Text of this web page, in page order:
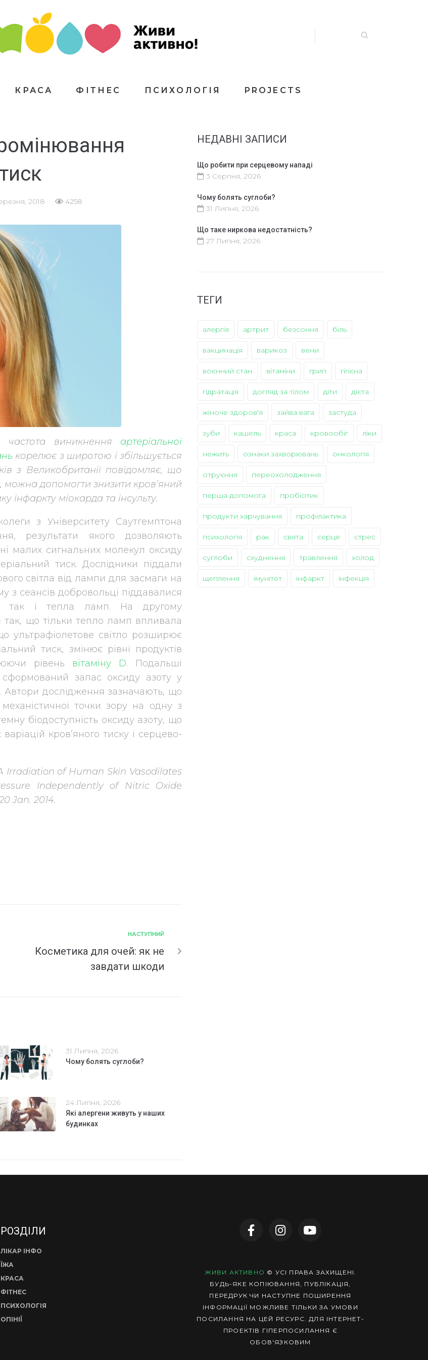
КРАСА ФІТНЕС ПСИХОЛОГІЯ PROJECTS
2018 4258
виникнення артеріальної
корелює з широтою і збільшується
з Великобританії повідомляє, що
допомогти знизити кров’яний
інфаркту міокарда та інсульту.
з Університету Саутгемптона
результати якого дозволяють
малих сигнальних молекул оксиду
тиск. Дослідники піддали
світла від лампи для засмаги на
з сеансів добровольці піддавалися
так і тепла ламп. На другому
так, що тільки тепло ламп впливала
ультрафіолетове світло розширює
тиск, змінює рівні продуктів
рівень вітаміну D. Подальші
запас оксиду азоту у
Автори дослідження зазначають, що
точки зору на одну з
біодоступність оксиду азоту, що
кров’яного тиску і серцево-
Irradiation of Human Skin Vasodilates
Independently of Nitric Oxide
Jan. 2014.
НАСТУПНИЙ
Косметика для очей: як не
завдати шкоди
31 Липня, 2026
Чому болять суглоби?
24 Липня, 2026
Які алергени живуть у наших
будинках
НЕДАВНІ ЗАПИСИ
Що робити при серцевому нападі
3 Серпня, 2026
Чому болять суглоби?
31 Липня, 2026
Що таке ниркова недостатність?
27 Липня, 2026
ТЕГИ
алергія артрит безсоння біль
вакцинація варикоз вени
воєнний стан вітаміни грип гігієна
гідратація догляд за тілом діти дієта
жіноче здоров'я зайва вага застуда
зуби кашель краса кровообіг ліки
нежить ознаки захворювань онкологія
отруєння переохолодження
перша допомога пробіотик
продукти харчування профілактика
психологія рак свята серце стрес
суглоби схуднення травлення холод
щеплення імунітет інфаркт інфекція
РОЗДІЛИ
ЛІКАР ІНФО
ЇЖА
КРАСА
ФІТНЕС
ПСИХОЛОГІЯ
ОПІНІЇ
ЖИВИ АКТИВНО © УСІ ПРАВА ЗАХИЩЕНІ.
БУДЬ-ЯКЕ КОПІЮВАННЯ, ПУБЛІКАЦІЯ,
ПЕРЕДРУК ЧИ НАСТУПНЕ ПОШИРЕННЯ
ІНФОРМАЦІЇ МОЖЛИВЕ ТІЛЬКИ ЗА УМОВИ
ПОСИЛАННЯ НА ЦЕЙ РЕСУРС. ДЛЯ ІНТЕРНЕТ-
ПРОЕКТІВ ГІПЕРПОСИЛАННЯ Є
ОБОВ'ЯЗКОВИМ